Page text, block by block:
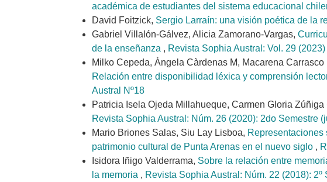
académica de estudiantes del sistema educacional
David Foitzick, Sergio Larraín: una visión poética de la
Gabriel Villalón-Gálvez, Alicia Zamorano-Vargas,
de la enseñanza , Revista Sophia Austral: Vol. 29 (2023)
Milko Cepeda, Àngela Càrdenas M, Macarena
Relación entre disponibilidad léxica y comprensión
Austral Nº18
Patricia Isela Ojeda Millahueque, Carmen Gloria Zúñiga
Revista Sophia Austral: Núm. 26 (2020): 2do Semestre
Mario Briones Salas, Siu Lay Lisboa,
patrimonio cultural de Punta Arenas en el nuevo siglo ,
Isidora Iñigo Valderrama, Sobre la relación entre
la memoria , Revista Sophia Austral: Núm. 22 (2018): 2º